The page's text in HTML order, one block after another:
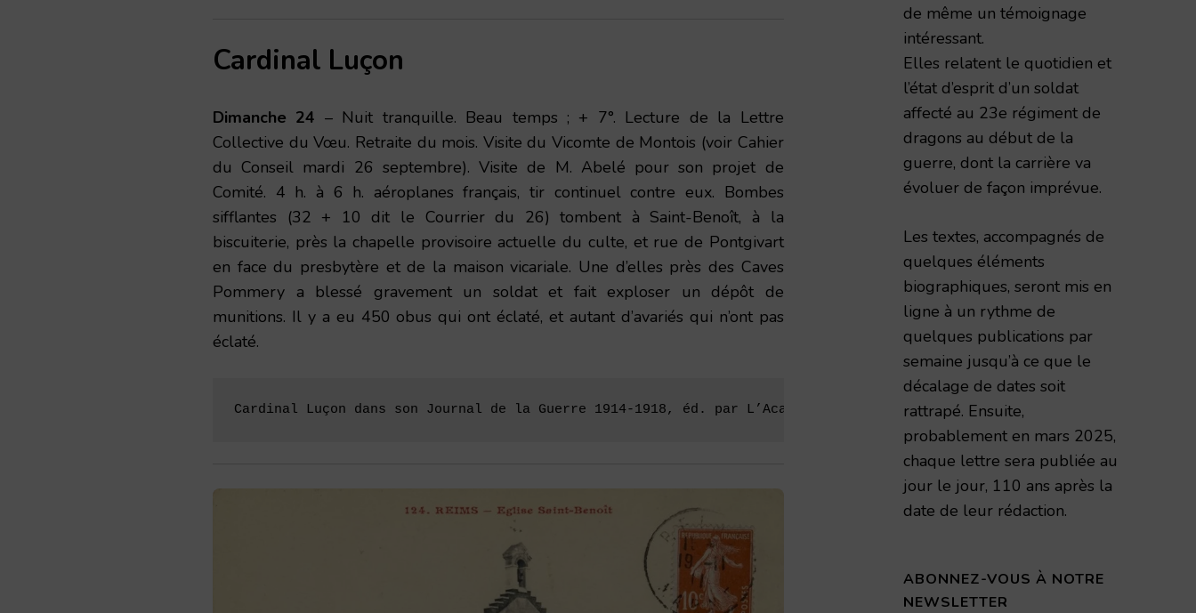
Cardinal Luçon
Dimanche 24 – Nuit tranquille. Beau temps ; + 7°. Lecture de la Lettre
Collective du Vœu. Retraite du mois. Visite du Vicomte de Montois (voir Cahier
du Conseil mardi 26 septembre). Visite de M. Abelé pour son projet de
Comité. 4 h. à 6 h. aéroplanes français, tir continuel contre eux. Bombes
sifflantes (32 + 10 dit le Courrier du 26) tombent à Saint-Benoît, à la
biscuiterie, près la chapelle provisoire actuelle du culte, et rue de Pontgivart
en face du presbytère et de la maison vicariale. Une d’elles près des Caves
Pommery a blessé gravement un soldat et fait exploser un dépôt de
munitions. Il y a eu 450 obus qui ont éclaté, et autant d’avariés qui n’ont pas
éclaté.
Cardinal Luçon dans son Journal de la Guerre 1914-1918, éd. par L’Académie Nationale de Reims – 1998 – TAR volume 173
de même un témoignage
intéressant.
Elles relatent le quotidien et
l’état d’esprit d’un soldat
affecté au 23e régiment de
dragons au début de la
guerre, dont la carrière va
évoluer de façon imprévue.
Les textes, accompagnés de
quelques éléments
biographiques, seront mis en
ligne à un rythme de
quelques publications par
semaine jusqu’à ce que le
décalage de dates soit
rattrapé. Ensuite,
probablement en mars 2025,
chaque lettre sera publiée au
jour le jour, 110 ans après la
date de leur rédaction.
ABONNEZ-VOUS À NOTRE
NEWSLETTER